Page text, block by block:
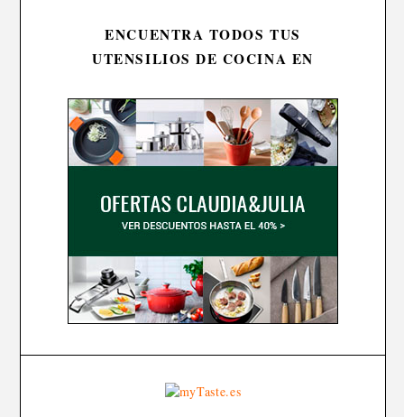
ENCUENTRA TODOS TUS
UTENSILIOS DE COCINA EN